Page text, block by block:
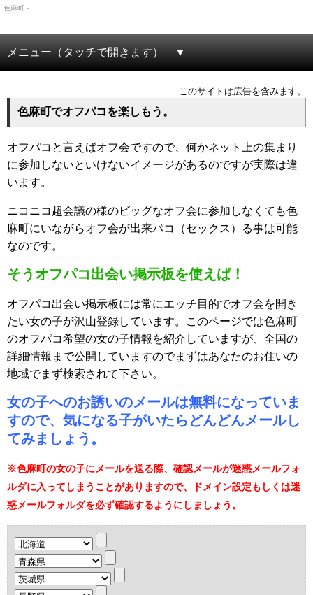
色麻町 -
メニュー（タッチで開きます）
このサイトは広告を含みます。
色麻町でオフパコを楽しもう。
オフパコと言えばオフ会ですので、何かネット上の集まり
に参加しないといけないイメージがあるのですが実際は違
います。
ニコニコ超会議の様のビッグなオフ会に参加しなくても色
麻町にいながらオフ会が出来パコ（セックス）る事は可能
なのです。
そうオフパコ出会い掲示板を使えば！
オフパコ出会い掲示板には常にエッチ目的でオフ会を開き
たい女の子が沢山登録しています。このページでは色麻町
のオフパコ希望の女の子情報を紹介していますが、全国の
詳細情報まで公開していますのでまずはあなたのお住いの
地域でまず検索されて下さい。
女の子へのお誘いのメールは無料になっていま
すので、気になる子がいたらどんどんメールし
てみましょう。
※色麻町の女の子にメールを送る際、確認メールが迷惑メールフォ
ルダに入ってしまうことがありますので、ドメイン設定もしくは迷
惑メールフォルダを必ず確認するようにしましょう。